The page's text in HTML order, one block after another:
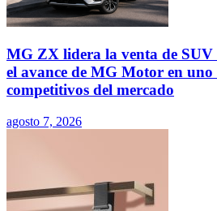
MG ZX lidera la venta de SUV
el avance de MG Motor en uno
competitivos del mercado
agosto 7, 2026